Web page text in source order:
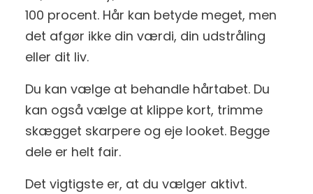
100 procent. Hår kan betyde meget, men
det afgør ikke din værdi, din udstråling
eller dit liv.
Du kan vælge at behandle hårtabet. Du
kan også vælge at klippe kort, trimme
skægget skarpere og eje looket. Begge
dele er helt fair.
Det vigtigste er, at du vælger aktivt.